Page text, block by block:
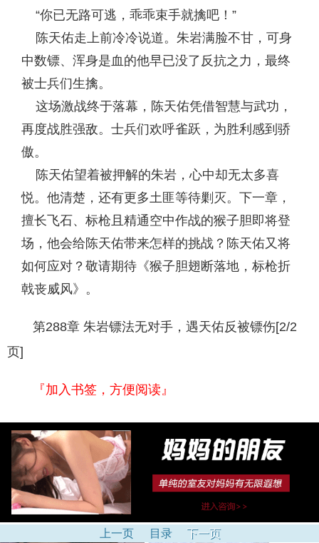
“你已无路可逃，乖乖束手就擒吧！”
陈天佑走上前冷冷说道。朱岩满脸不甘，可身
中数镖、浑身是血的他早已没了反抗之力，最终
被士兵们生擒。
这场激战终于落幕，陈天佑凭借智慧与武功，
再度战胜强敌。士兵们欢呼雀跃，为胜利感到骄
傲。
陈天佑望着被押解的朱岩，心中却无太多喜
悦。他清楚，还有更多土匪等待剿灭。下一章，
擅长飞石、标枪且精通空中作战的猴子胆即将登
场，他会给陈天佑带来怎样的挑战？陈天佑又将
如何应对？敬请期待《猴子胆翅断落地，标枪折
戟丧威风》。
第288章 朱岩镖法无对手，遇天佑反被镖伤[2/2
页]
『加入书签，方便阅读』
上一页 目录 下一页